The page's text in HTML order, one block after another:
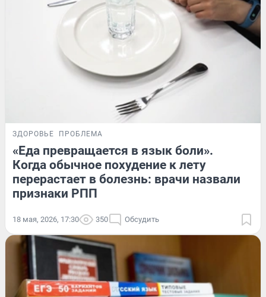
ЗДОРОВЬЕ ПРОБЛЕМА
«Еда превращается в язык боли».
Когда обычное похудение к лету
перерастает в болезнь: врачи назвали
признаки РПП
18 мая, 2026, 17:30 350 Обсудить